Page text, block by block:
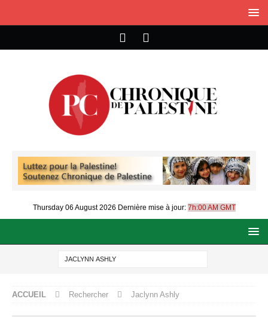
Thursday 06 August 2026 Dernière mise à jour: 7h:00 AM GMT
ACCUEIL Rechercher Jaclynn Ashly